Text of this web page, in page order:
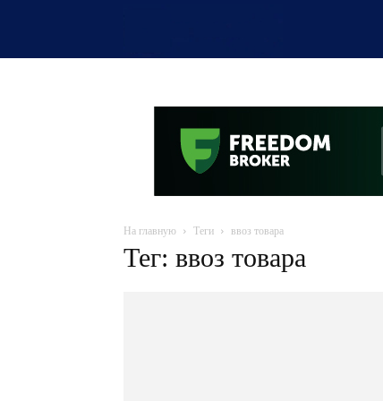
На главную Теги ввоз товара
Тег: ввоз товара